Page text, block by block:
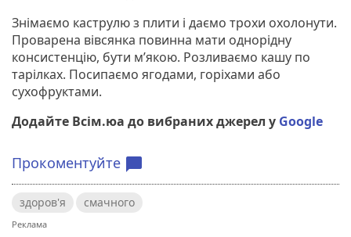
Знімаємо каструлю з плити і даємо трохи охолонути.
Проварена вівсянка повинна мати однорідну
консистенцію, бути м’якою. Розливаємо кашу по
тарілках. Посипаємо ягодами, горіхами або
сухофруктами.
Додайте Всім.юа до вибраних джерел у Google
Прокоментуйте chat_bubble
здоров'я смачного